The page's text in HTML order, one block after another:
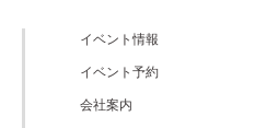
イベント情報
イベント予約
会社案内